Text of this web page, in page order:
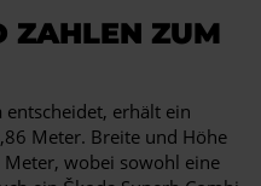
ZAHLEN ZUM
erhält ein
Meter. Breite und Höhe
wobei sowohl eine